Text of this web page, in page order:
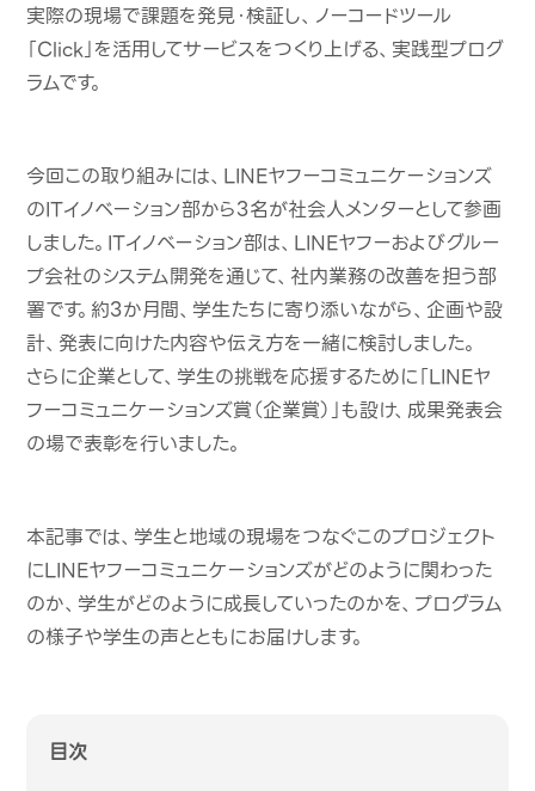
実際の現場で課題を発見・検証し、ノーコードツール
「Click」を活用してサービスをつくり上げる、実践型プログ
ラムです。
今回この取り組みには、 LINEヤフーコミュニケーションズ
のITイノベーション部から3名が社会人メンターとして参画
しました。 ITイノベーション部は、 LINEヤフーおよびグルー
プ会社のシステム開発を通じて、社内業務の改善を担う部
署です。約3か月間、学生たちに寄り添いながら、企画や設
計、発表に向けた内容や伝え方を一緒に検討しました。
さらに企業として、学生の挑戦を応援するために「LINEヤ
フーコミュニケーションズ賞（企業賞）」も設け、成果発表会
の場で表彰を行いました。
本記事では、学生と地域の現場をつなぐこのプロジェクト
にLINEヤフーコミュニケーションズがどのように関わった
のか、学生がどのように成長していったのかを、プログラム
の様子や学生の声とともにお届けします。
目次